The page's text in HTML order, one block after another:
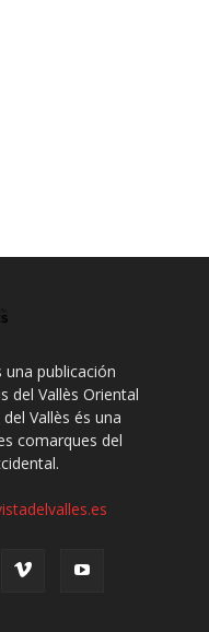
una publicación
del Vallès Oriental
Vallès és una
comarques del